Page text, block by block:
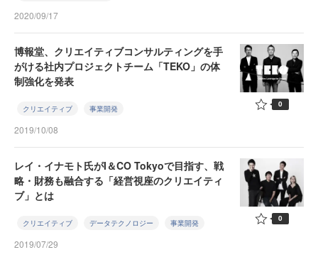
2020/09/17
博報堂、クリエイティブコンサルティングを手
がける社内プロジェクトチーム「TEKO」の体
制強化を発表
クリエイティブ 事業開発
2019/10/08
0
レイ・イナモト氏がI＆CO Tokyoで目指す、戦
略・財務も融合する「経営視座のクリエイティ
ブ」とは
クリエイティブ データテクノロジー 事業開発
2019/07/29
0